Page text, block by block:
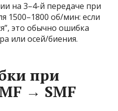
на 3–4-й передаче при
1500–1800 об/мин: если
это обычно ошибка
или осей/биения.
при
→ SMF